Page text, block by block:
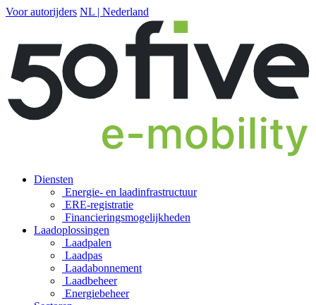
Voor autorijders NL | Nederland
Diensten
Energie- en laadinfrastructuur
ERE-registratie
Financierings­mogelijkheden
Laadoplossingen
Laadpalen
Laadpas
Laadabonnement
Laadbeheer
Energiebeheer